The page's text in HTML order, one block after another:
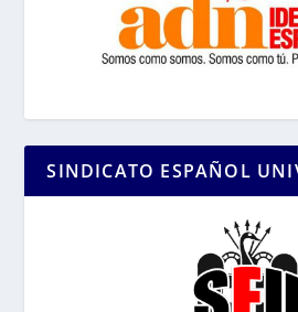
SINDICATO ESPAÑOL